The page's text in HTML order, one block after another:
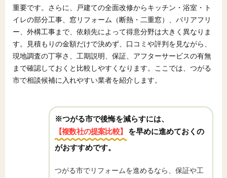
重要です。さらに、戸建ての全面改修からキッチン・浴室・ト
イレの部分工事、窓リフォーム（断熱・二重窓）、バリアフリ
ー、外構工事まで、依頼先によって得意分野は大きく異なりま
す。見積もりの金額だけで決めず、口コミや評判を見ながら、
現地調査の丁寧さ、工期説明、保証、アフターサービスの有無
まで確認しておくと比較しやすくなります。ここでは、つがる
市で相談候補に入れやすい業者を紹介します。
※つがる市で後悔を減らすには、
【複数社の提案比較】
を早めに進めておくの
がおすすめです。
つがる市でリフォームを進めるなら、保証や工